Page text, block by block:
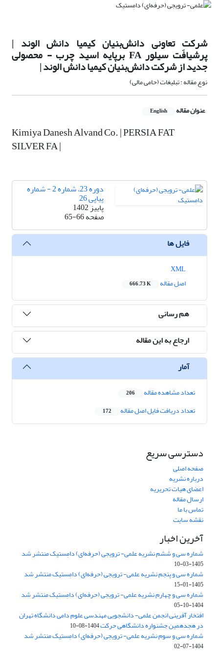
شرکت تعاونی دانش‌بنیان کیمیا دانش الوند |
پرشیافَت سیلور FA برپایه اسید چرب - محصولی
جدید از شرکت دانش‌بنیان کیمیا دانش الوند |
نوع مقاله : تبلیغات (حامی مالی)
عنوان مقاله English
Kimiya Danesh Alvand Co. | PERSIA FAT
SILVER FA |
دوره 23، شماره 2 - شماره
پیاپی 26
پاییز 1402
صفحه65-66
فایل ها
اصل مقاله
666.73 K
هم رسانی
ارجاع به این مقاله
آمار
تعداد مشاهده مقاله 206
تعداد دریافت فایل اصل مقاله 172
دسترسی سریع
صفحه اصلی
درباره نشریه
اعضای هیات تحریریه
ارسال مقاله
تماس با ما
نقشه سایت
آخرین اخبار
شماره سی و ششم نشریه علمی- ترویجی (حرفه‌ای) دامِستیک منتشر شد
1405-03-10
شماره سی و پنجم نشریه علمی- ترویجی (حرفه‌ای) دامِستیک منتشر شد
1405-01-15
شماره سی و چهارم نشریه علمی- ترویجی (حرفه‌ای) دامِستیک منتشر شد
1404-10-05
افتخار آفرینی انجمن علمی- دانشجویی مهندسی علوم دامی دانشگاه تهران
در هجدهمین جشنواره دانشگاهی حرکت1404-08-10
شماره سی و سوم نشریه علمی- ترویجی (حرفه‌ای) دامِستیک منتشر شد
1404-07-02